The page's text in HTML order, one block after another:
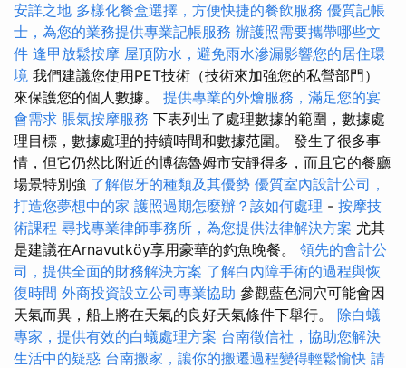
安詳之地 多樣化餐盒選擇，方便快捷的餐飲服務 優質記帳
士，為您的業務提供專業記帳服務 辦護照需要攜帶哪些文
件 逢甲放鬆按摩 屋頂防水，避免雨水滲漏影響您的居住環
境 我們建議您使用PET技術（技術來加強您的私營部門）
來保護您的個人數據。 提供專業的外燴服務，滿足您的宴
會需求 脹氣按摩服務 下表列出了處理數據的範圍，數據處
理目標，數據處理的持續時間和數據范圍。 發生了很多事
情，但它仍然比附近的博德魯姆市安靜得多，而且它的餐廳
場景特別強 了解假牙的種類及其優勢 優質室內設計公司，
打造您夢想中的家 護照過期怎麼辦？該如何處理 - 按摩技
術課程 尋找專業律師事務所，為您提供法律解決方案 尤其
是建議在Arnavutköy享用豪華的釣魚晚餐。 領先的會計公
司，提供全面的財務解決方案 了解白內障手術的過程與恢
復時間 外商投資設立公司專業協助 參觀藍色洞穴可能會因
天氣而異，船上將在天氣的良好天氣條件下舉行。 除白蟻
專家，提供有效的白蟻處理方案 台南徵信社，協助您解決
生活中的疑惑 台南搬家，讓你的搬遷過程變得輕鬆愉快 請